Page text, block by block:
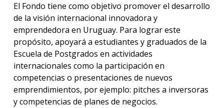
El Fondo tiene como objetivo promover el desarrollo
de la visión internacional innovadora y
emprendedora en Uruguay. Para lograr este
propósito, apoyará a estudiantes y graduados de la
Escuela de Postgrados en actividades
internacionales como la participación en
competencias o presentaciones de nuevos
emprendimientos, por ejemplo: pitches a inversoras
y competencias de planes de negocios.